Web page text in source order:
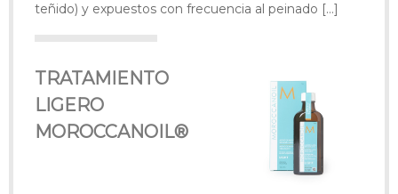
teñido) y expuestos con frecuencia al peinado […]
TRATAMIENTO
LIGERO
MOROCCANOIL®